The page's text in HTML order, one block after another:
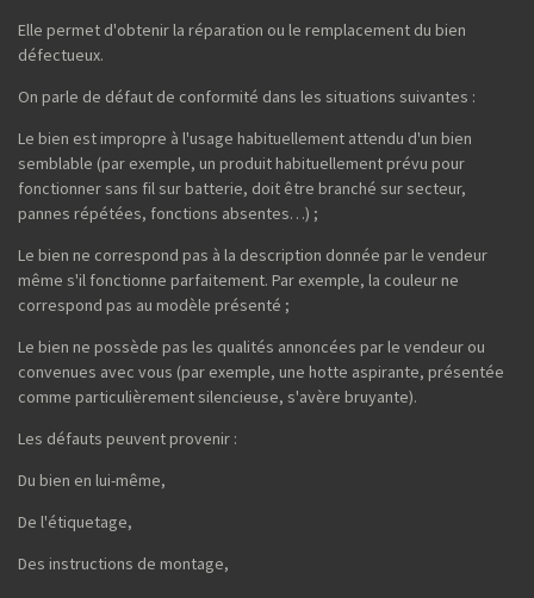
Elle permet d'obtenir la réparation ou le remplacement du bien
défectueux.
On parle de défaut de conformité dans les situations suivantes :
Le bien est impropre à l'usage habituellement attendu d'un bien
semblable (par exemple, un produit habituellement prévu pour
fonctionner sans fil sur batterie, doit être branché sur secteur,
pannes répétées, fonctions absentes…) ;
Le bien ne correspond pas à la description donnée par le vendeur
même s'il fonctionne parfaitement. Par exemple, la couleur ne
correspond pas au modèle présenté ;
Le bien ne possède pas les qualités annoncées par le vendeur ou
convenues avec vous (par exemple, une hotte aspirante, présentée
comme particulièrement silencieuse, s'avère bruyante).
Les défauts peuvent provenir :
Du bien en lui-même,
De l'étiquetage,
Des instructions de montage,